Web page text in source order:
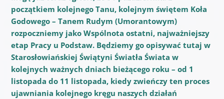
początkiem kolejnego Tanu, kolejnym świętem Koła
Godowego – Tanem Rudym (Umorantowym)
rozpoczniemy jako Wspólnota ostatni, najważniejszy
etap Pracy u Podstaw. Będziemy go opisywać tutaj w
Starosłowiańskiej Świątyni Światła Świata w
kolejnych ważnych dniach bieżącego roku – od 1
listopada do 11 listopada, kiedy zwieńczy ten proces
ujawniania kolejnego kręgu naszych działań